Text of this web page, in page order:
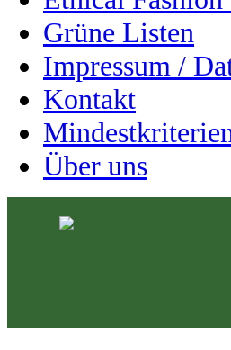
Grüne Listen
Impressum /
Kontakt
Über uns